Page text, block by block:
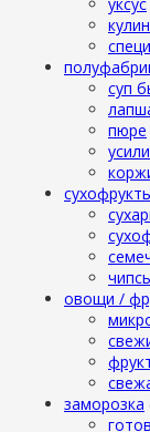
суп
пюре
овощи /
заморозка